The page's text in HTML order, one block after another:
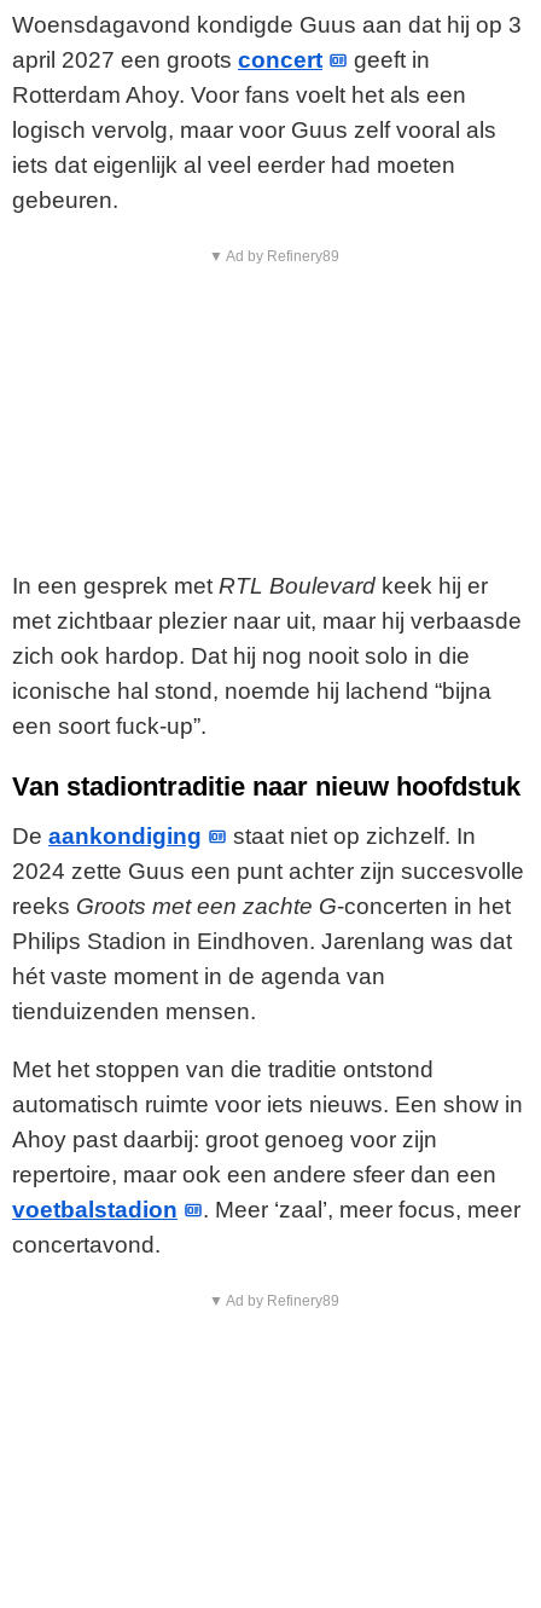
Woensdagavond kondigde Guus aan dat hij op 3
april 2027 een groots concert
geeft in
Rotterdam Ahoy. Voor fans voelt het als een
logisch vervolg, maar voor Guus zelf vooral als
iets dat eigenlijk al veel eerder had moeten
gebeuren.
▼ Ad by Refinery89
In een gesprek met RTL Boulevard keek hij er
met zichtbaar plezier naar uit, maar hij verbaasde
zich ook hardop. Dat hij nog nooit solo in die
iconische hal stond, noemde hij lachend “bijna
een soort fuck-up”.
Van stadiontraditie naar nieuw hoofdstuk
De aankondiging
staat niet op zichzelf. In
2024 zette Guus een punt achter zijn succesvolle
reeks Groots met een zachte G-concerten in het
Philips Stadion in Eindhoven. Jarenlang was dat
hét vaste moment in de agenda van
tienduizenden mensen.
Met het stoppen van die traditie ontstond
automatisch ruimte voor iets nieuws. Een show in
Ahoy past daarbij: groot genoeg voor zijn
repertoire, maar ook een andere sfeer dan een
voetbalstadion
. Meer ‘zaal’, meer focus, meer
concertavond.
▼ Ad by Refinery89